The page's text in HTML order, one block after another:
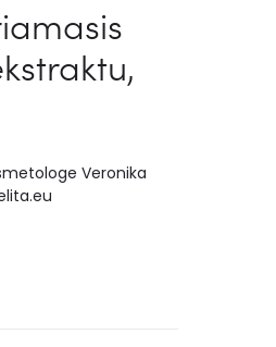
Veronika